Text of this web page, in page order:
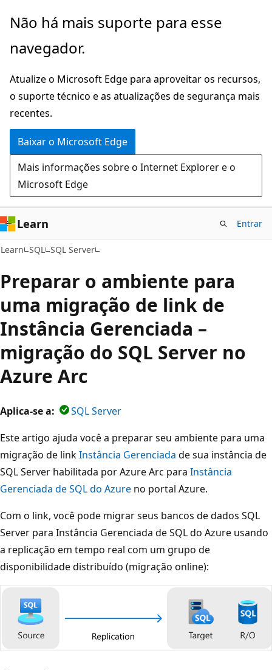
Pular
o
principal
Não há mais suporte para esse
navegador.
Atualize o Microsoft Edge para aproveitar os recursos,
o suporte técnico e as atualizações de segurança mais
recentes.
Baixar o Microsoft Edge
Mais informações sobre o Internet Explorer e o
Microsoft Edge
Learn Entrar
Learn SQL SQL Server
Preparar o ambiente para
uma migração de link de
Instância Gerenciada –
migração do SQL Server no
Azure Arc
Aplica-se a:
SQL Server
Este artigo ajuda você a preparar seu ambiente para uma
migração de linkInstância Gerenciada de sua instância de
SQL Server habilitada por Azure Arc para Instância
Gerenciada de SQL do Azure no portal Azure.
Com o link, você pode migrar seus bancos de dados SQL
Server para Instância Gerenciada de SQL do Azure usando
a replicação em tempo real com um grupo de
disponibilidade distribuído (migração online):